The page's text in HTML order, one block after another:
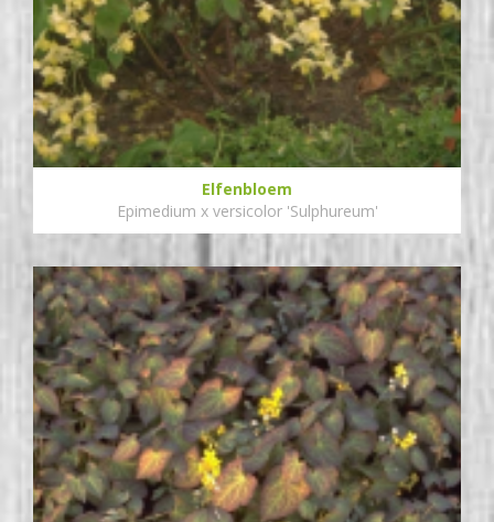
Elfenbloem
Epimedium x versicolor 'Sulphureum'